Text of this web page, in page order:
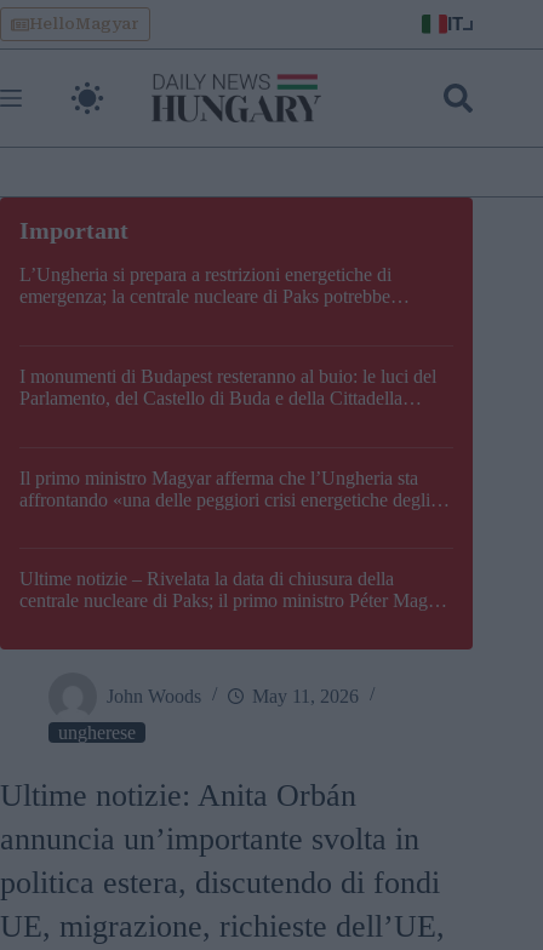
Skip
to
content
HelloMagyar IT
L’Ungheria si prepara a restrizioni energetiche di
emergenza; la centrale nucleare di Paks potrebbe
I monumenti di Budapest resteranno al buio: le luci del
Parlamento, del Castello di Buda e della Cittadella
Il primo ministro Magyar afferma che l’Ungheria sta
affrontando «una delle peggiori crisi energetiche degli
Ultime notizie – Rivelata la data di chiusura della
centrale nucleare di Paks; il primo ministro Péter Magyar
John Woods
May 11, 2026
ungherese
Ultime notizie: Anita Orbán
annuncia un’importante svolta in
politica estera, discutendo di fondi
UE, migrazione, richieste dell’UE,